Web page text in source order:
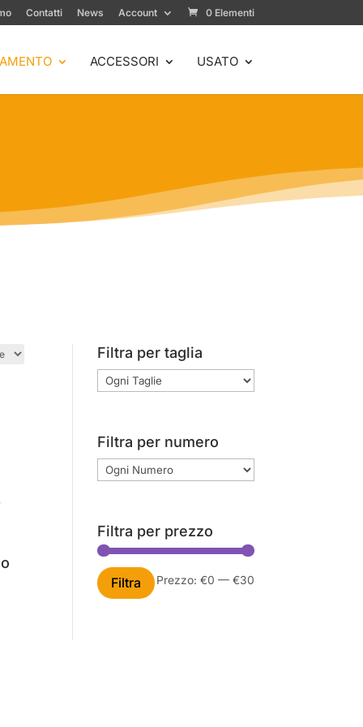
Contatti News Account 0 Elementi
ACCESSORI USATO
Filtra per taglia
Filtra per numero
Filtra per prezzo
Prezzo
Prezzo
Filtra Prezzo: €0 — €30